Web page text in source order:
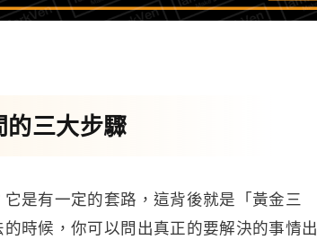
的三大步驟
是有一定的套路，這背後就是「黃金三
時候，你可以問出真正的要解決的事情出